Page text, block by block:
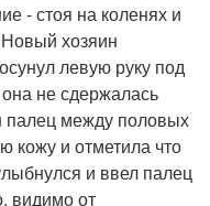
- стоя на коленях и
хозяин
левую руку под
не сдержалась
палец между половых
кожу и отметила что
и ввел палец
видимо от